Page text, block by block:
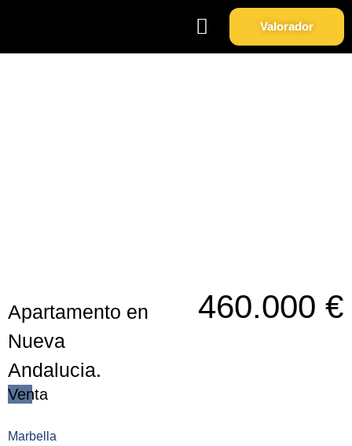
Valorador
Apartamento en
Nueva
Andalucia.
460.000 €
Venta
Marbella